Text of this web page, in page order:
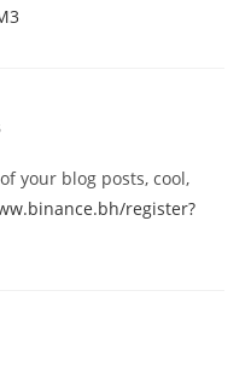
your blog posts, cool,
register?